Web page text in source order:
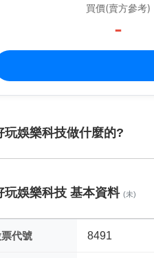
買價(賣方參考)
-
玩娛樂科技做什麼的?
玩娛樂科技 基本資料(未)
代號 8491